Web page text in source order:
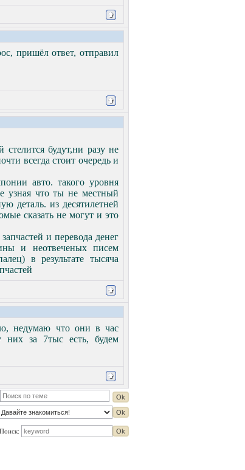
пришёл ответ, отправил
будут,ни разу не
всегда стоит очередь и
авто. такого уровня
узная что ты не местный
деталь. из десятилетней
сказать не могут и это
и перевода денег
и неотвеченых писем
в результате тысяча
недумаю что они в час
них за 7тыс есть, будем
Поиск: